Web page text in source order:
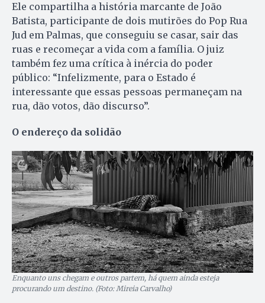
Ele compartilha a história marcante de João
Batista, participante de dois mutirões do Pop Rua
Jud em Palmas, que conseguiu se casar, sair das
ruas e recomeçar a vida com a família. O juiz
também fez uma crítica à inércia do poder
público: “Infelizmente, para o Estado é
interessante que essas pessoas permaneçam na
rua, dão votos, dão discurso”.
O endereço da solidão
Enquanto uns chegam e outros partem, há quem ainda esteja
procurando um destino. (Foto: Mireia Carvalho)